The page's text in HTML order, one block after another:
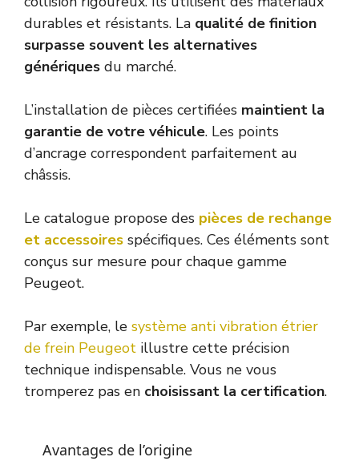
durables et résistants. La qualité de finition
surpasse souvent les alternatives
génériques du marché.
L’installation de pièces certifiées maintient la
garantie de votre véhicule. Les points
d’ancrage correspondent parfaitement au
châssis.
Le catalogue propose des pièces de rechange
et accessoires spécifiques. Ces éléments sont
conçus sur mesure pour chaque gamme
Peugeot.
Par exemple, le système anti vibration étrier
de frein Peugeot illustre cette précision
technique indispensable. Vous ne vous
tromperez pas en choisissant la certification.
Avantages de l’origine